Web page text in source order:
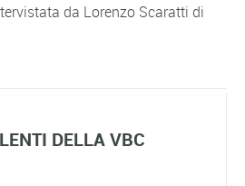
da Lorenzo Scaratti di
DELLA VBC